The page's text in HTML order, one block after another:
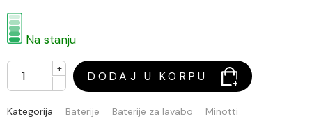
Na stanju
+
-
DODAJ U KORPU
Kategorija Baterije Baterije za lavabo Minotti